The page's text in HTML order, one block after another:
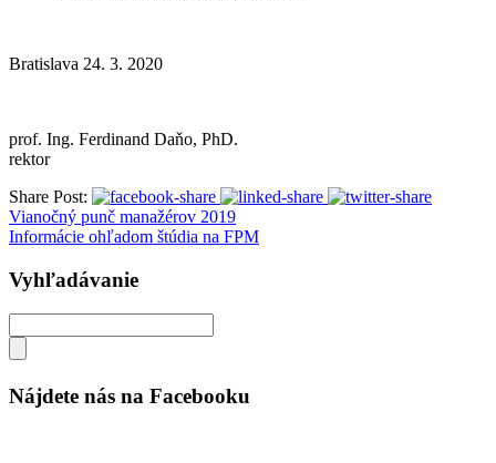
Bratislava 24. 3. 2020
prof. Ing. Ferdinand Daňo, PhD.
rektor
Share Post:
Vianočný punč manažérov 2019
Informácie ohľadom štúdia na FPM
Vyhľadávanie
Nájdete nás na Facebooku